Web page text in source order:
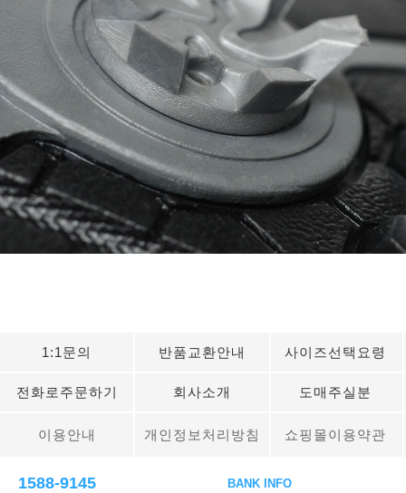
1:1문의 반품교환안내 사이즈선택요령
전화로주문하기 회사소개 도매주실분
이용안내 개인정보처리방침 쇼핑몰이용약관
1588-9145 BANK INFO